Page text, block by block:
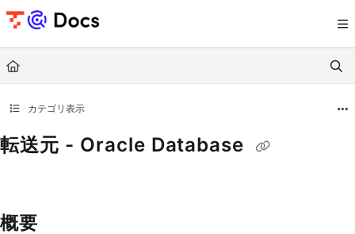
Documentation Index
Use this file to discover all available pages before exploring further.
カテゴリ表示
転送元 - Oracle Database
概要